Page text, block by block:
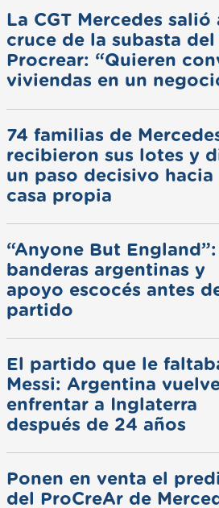
La CGT Mercedes salió
cruce de la subasta del
Procrear: “Quieren
viviendas en un
74 familias de
recibieron sus lotes y
un paso decisivo hacia
casa propia
“Anyone But England”:
banderas argentinas y
apoyo escocés antes
partido
El partido que le
Messi: Argentina
enfrentar a Inglaterra
después de 24 años
Ponen en venta el
del ProCreAr de